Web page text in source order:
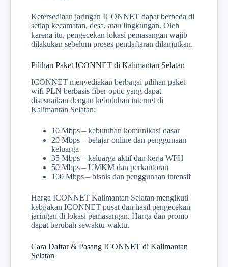
Ketersediaan jaringan ICONNET dapat berbeda di
setiap kecamatan, desa, atau lingkungan. Oleh
karena itu, pengecekan lokasi pemasangan wajib
dilakukan sebelum proses pendaftaran dilanjutkan.
Pilihan Paket ICONNET di Kalimantan Selatan
ICONNET menyediakan berbagai pilihan paket
wifi PLN berbasis fiber optic yang dapat
disesuaikan dengan kebutuhan internet di
Kalimantan Selatan:
10 Mbps – kebutuhan komunikasi dasar
20 Mbps – belajar online dan penggunaan
keluarga
35 Mbps – keluarga aktif dan kerja WFH
50 Mbps – UMKM dan perkantoran
100 Mbps – bisnis dan penggunaan intensif
Harga ICONNET Kalimantan Selatan mengikuti
kebijakan ICONNET pusat dan hasil pengecekan
jaringan di lokasi pemasangan. Harga dan promo
dapat berubah sewaktu-waktu.
Cara Daftar & Pasang ICONNET di Kalimantan
Selatan